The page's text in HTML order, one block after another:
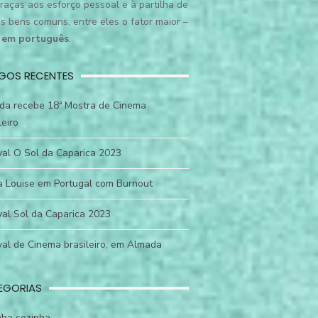
aos esforço pessoal e à partilha de
bens comuns, entre eles o fator maior –
português.
RECENTES
recebe 18ª Mostra de Cinema
O Sol da Caparica 2023
Louise em Portugal com Burnout
Sol da Caparica 2023
de Cinema brasileiro, em Almada